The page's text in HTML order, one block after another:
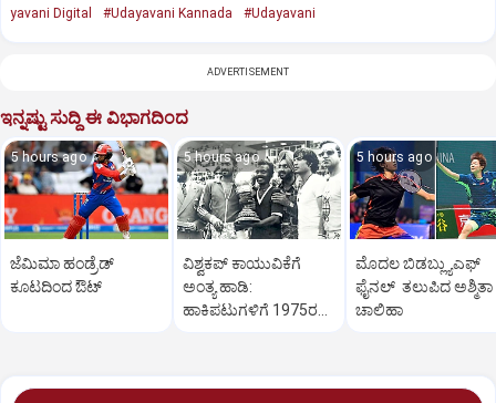
yavani Digital
#Udayavani Kannada #Udayavani
ADVERTISEMENT
ಇನ್ನಷ್ಟು ಸುದ್ದಿ ಈ ವಿಭಾಗದಿಂದ
5 hours ago
ಜೆಮಿಮಾ ಹಂಡ್ರೆಡ್‌
ಕೂಟದಿಂದ ಔಟ್‌
5 hours ago
ವಿಶ್ವಕಪ್‌ ಕಾಯುವಿಕೆಗೆ
ಅಂತ್ಯ ಹಾಡಿ:
ಹಾಕಿಪಟುಗಳಿಗೆ 1975ರ
5 hours ago
ಮೊದಲ ಬಿಡಬ್ಲ್ಯುಎಫ್‌
ಫೈನಲ್‌ ತಲುಪಿದ ಅಶ್ಮಿತಾ
ಚಾಲಿಹಾ